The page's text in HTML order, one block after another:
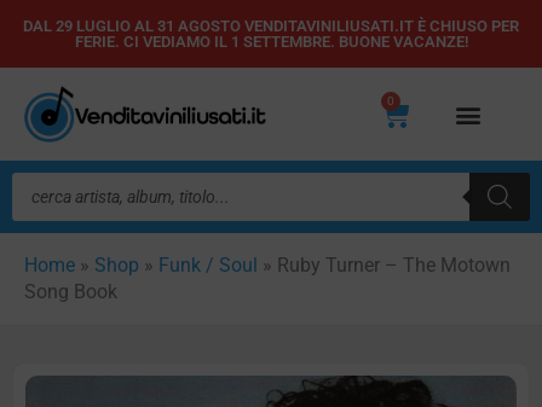
Vai
contenuto
DAL 29 LUGLIO AL 31 AGOSTO VENDITAVINILIUSATI.IT È CHIUSO PER
FERIE. CI VEDIAMO IL 1 SETTEMBRE. BUONE VACANZE!
0
Carrello
Ricerca
prodotti
Home » Shop » Funk / Soul » Ruby Turner – The Motown
Song Book